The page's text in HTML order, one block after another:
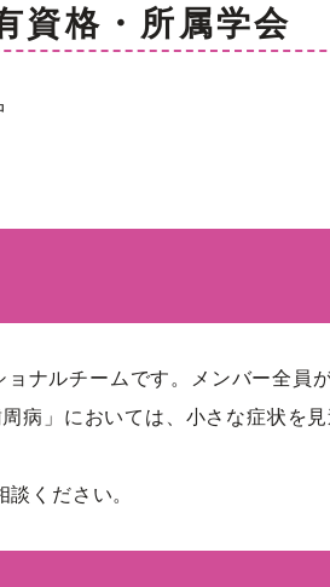
資格・所属学会
ナルチームです。メンバー全員
病」においては、小さな症状を
ください。